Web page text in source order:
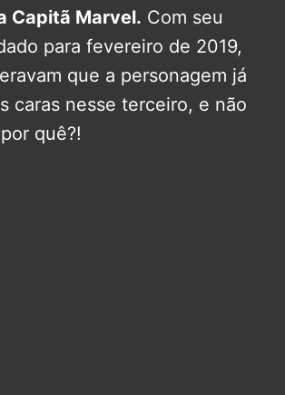
Capitã Marvel. Com seu
para fevereiro de 2019,
que a personagem já
caras nesse terceiro, e não
quê?!